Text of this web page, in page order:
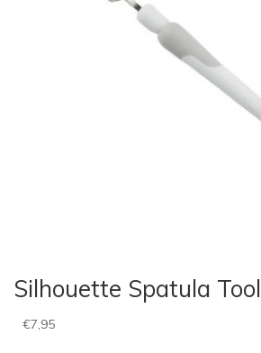
Silhouette Spatula Tool
€7,95